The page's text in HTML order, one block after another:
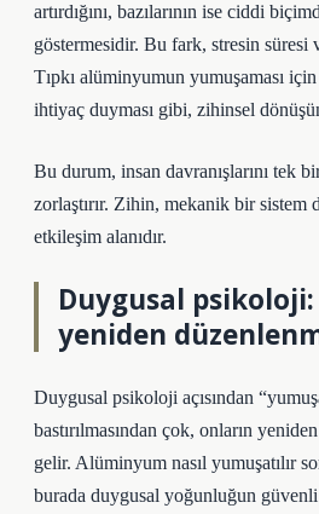
artırdığını, bazılarının ise ciddi
göstermesidir. Bu fark, stresin süresi
Tıpkı alüminyumun yumuşaması için
ihtiyaç duyması gibi, zihinsel
Bu durum, insan davranışlarını tek
zorlaştırır. Zihin, mekanik bir sistem
etkileşim alanıdır.
Duygusal psikoloji:
yeniden
Duygusal psikoloji açısından
bastırılmasından çok, onların
gelir. Alüminyum nasıl yumuşatılır
burada duygusal yoğunluğun